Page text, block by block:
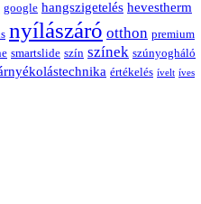
google hangszigetelés hevestherm
nyílászáró otthon premium
smartslide szín színek szúnyogháló
értékelés ívelt íves